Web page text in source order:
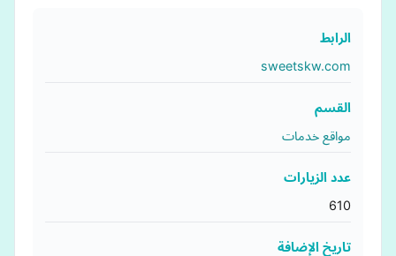
الرابط
sweetskw.com
القسم
مواقع خدمات
عدد الزيارات
610
تاريخ الإضافة